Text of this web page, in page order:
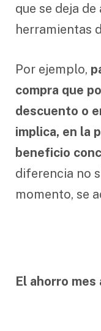
que se deja
herramientas
Por ejemplo,
compra que
descuento o
implica, en la
beneficio
diferencia no
momento, se
El ahorro mes